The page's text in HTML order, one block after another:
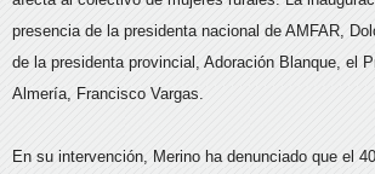
presencia de la presidenta nacional de AMFAR,
de la presidenta provincial, Adoración Blanque, el
Almería, Francisco Vargas.
En su intervención, Merino ha denunciado que el